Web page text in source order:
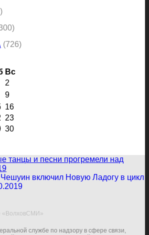
(726)
Вс
2
9
16
23
30
танцы и песни прогремели над
включил Новую Ладогу в цикл
«ВолховСМИ»
службе по надзору в сфере связи,